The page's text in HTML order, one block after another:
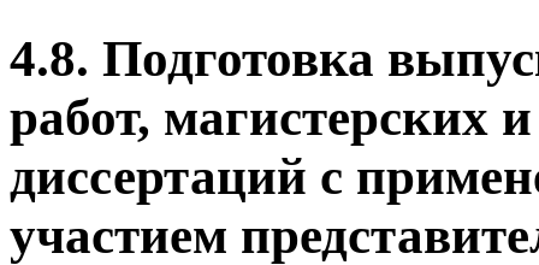
4.8. Подготовка
работ, магистерских
диссертаций с
участием